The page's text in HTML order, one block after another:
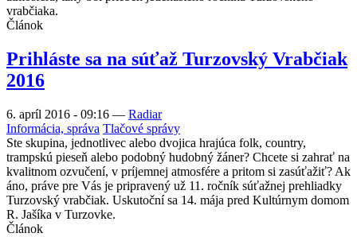
vrabčiaka.
Článok
Prihláste sa na súťaž Turzovský Vrabčiak
2016
6. apríl 2016 - 09:16 — Radiar
Informácia, správa Tlačové správy
Ste skupina, jednotlivec alebo dvojica hrajúca folk, country,
trampskú pieseň alebo podobný hudobný žáner? Chcete si zahrať na
kvalitnom ozvučení, v príjemnej atmosfére a pritom si zasúťažiť? Ak
áno, práve pre Vás je pripravený už 11. ročník súťažnej prehliadky
Turzovský vrabčiak. Uskutoční sa 14. mája pred Kultúrnym domom
R. Jašíka v Turzovke.
Článok